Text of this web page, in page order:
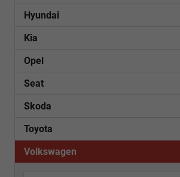
Hyundai
Kia
Opel
Seat
Skoda
Toyota
Volkswagen